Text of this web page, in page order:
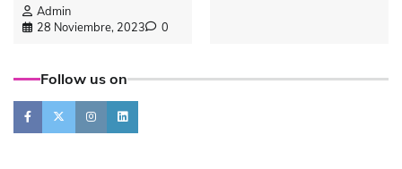
Admin
28 Noviembre, 2023
0
Follow us on